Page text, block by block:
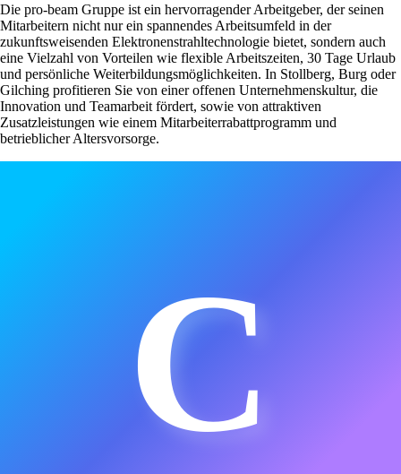
Die pro-beam Gruppe ist ein hervorragender Arbeitgeber, der seinen
Mitarbeitern nicht nur ein spannendes Arbeitsumfeld in der
zukunftsweisenden Elektronenstrahltechnologie bietet, sondern auch
eine Vielzahl von Vorteilen wie flexible Arbeitszeiten, 30 Tage Urlaub
und persönliche Weiterbildungsmöglichkeiten. In Stollberg, Burg oder
Gilching profitieren Sie von einer offenen Unternehmenskultur, die
Innovation und Teamarbeit fördert, sowie von attraktiven
Zusatzleistungen wie einem Mitarbeiterrabattprogramm und
betrieblicher Altersvorsorge.
C